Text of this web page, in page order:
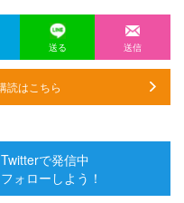
送る 送信
読はこちら
で発信中
ォローしよう！